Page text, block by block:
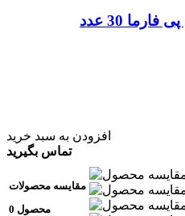
افزودن به سبد خرید
تماس بگیرید
مقایسه محصولات
0 محصول